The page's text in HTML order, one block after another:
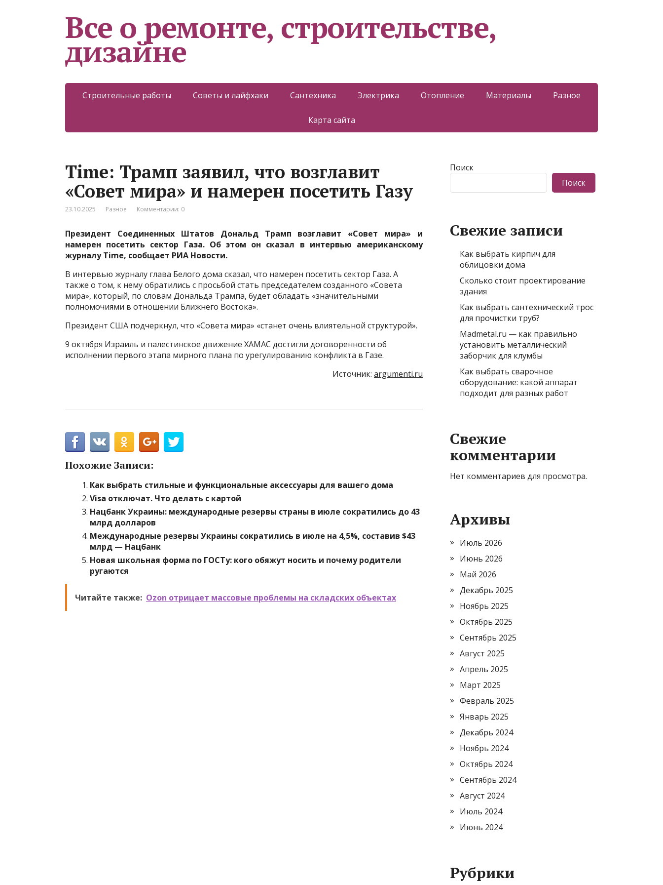
Все о ремонте, строительстве,
дизайне
Строительные работы Советы и лайфхаки Сантехника Электрика Отопление Материалы Разное
Карта сайта
Time: Трамп заявил, что возглавит
«Совет мира» и намерен посетить Газу
23.10.2025 Разное Комментарии: 0
Президент Соединенных Штатов Дональд Трамп возглавит «Совет мира» и
намерен посетить сектор Газа. Об этом он сказал в интервью американскому
журналу Time, сообщает РИА Новости.
В интервью журналу глава Белого дома сказал, что намерен посетить сектор Газа. А
также о том, к нему обратились с просьбой стать председателем созданного «Совета
мира», который, по словам Дональда Трампа, будет обладать «значительными
полномочиями в отношении Ближнего Востока».
Президент США подчеркнул, что «Совета мира» «станет очень влиятельной структурой».
9 октября Израиль и палестинское движение ХАМАС достигли договоренности об
исполнении первого этапа мирного плана по урегулированию конфликта в Газе.
Источник: argumenti.ru
Похожие Записи:
Как выбрать стильные и функциональные аксессуары для вашего дома
Visa отключат. Что делать с картой
Нацбанк Украины: международные резервы страны в июле сократились до 43
млрд долларов
Международные резервы Украины сократились в июле на 4,5%, составив $43
млрд — Нацбанк
Новая школьная форма по ГОСТу: кого обяжут носить и почему родители
ругаются
Читайте также: Ozon отрицает массовые проблемы на складских объектах
Поиск
Поиск
Свежие записи
Как выбрать кирпич для
облицовки дома
Сколько стоит проектирование
здания
Как выбрать сантехнический трос
для прочистки труб?
Madmetal.ru — как правильно
установить металлический
заборчик для клумбы
Как выбрать сварочное
оборудование: какой аппарат
подходит для разных работ
Свежие
комментарии
Нет комментариев для просмотра.
Архивы
Июль 2026
Июнь 2026
Май 2026
Декабрь 2025
Ноябрь 2025
Октябрь 2025
Сентябрь 2025
Август 2025
Апрель 2025
Март 2025
Февраль 2025
Январь 2025
Декабрь 2024
Ноябрь 2024
Октябрь 2024
Сентябрь 2024
Август 2024
Июль 2024
Июнь 2024
Рубрики